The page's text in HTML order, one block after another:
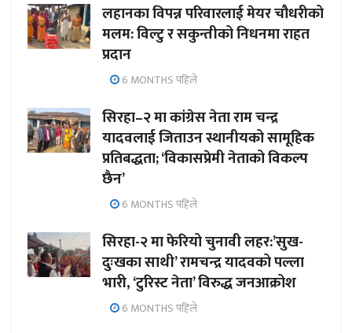
लहानका विपन्न परिवारलाई मेयर चौधरीको
मलम: विल्टु र सकुन्तीको निधनमा राहत
प्रदान
6 MONTHS पहिले
सिरहा–२ मा कांग्रेस नेता राम चन्द्र
यादवलाई जिताउन स्थानीयको सामूहिक
प्रतिबद्धता; ‘विकासप्रेमी नेताको विकल्प
छैन’
6 MONTHS पहिले
सिरहा-२ मा फेरियो चुनावी लहर:’सुख-
दुःखका साथी’ रामचन्द्र यादवको पल्ला
भारी, ‘टुरिस्ट नेता’ विरुद्ध जनआक्रोश
6 MONTHS पहिले